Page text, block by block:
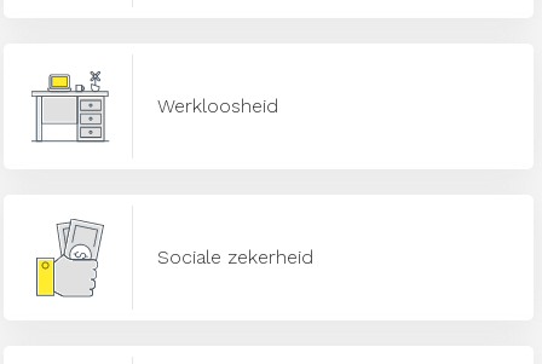
Werkloosheid
Sociale zekerheid